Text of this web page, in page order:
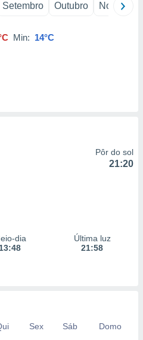
Setembro Outubro Novembro
Min: 14°C
Pôr do sol
21:20
dia
13:48
Última luz
21:58
Sex Sáb
Domo